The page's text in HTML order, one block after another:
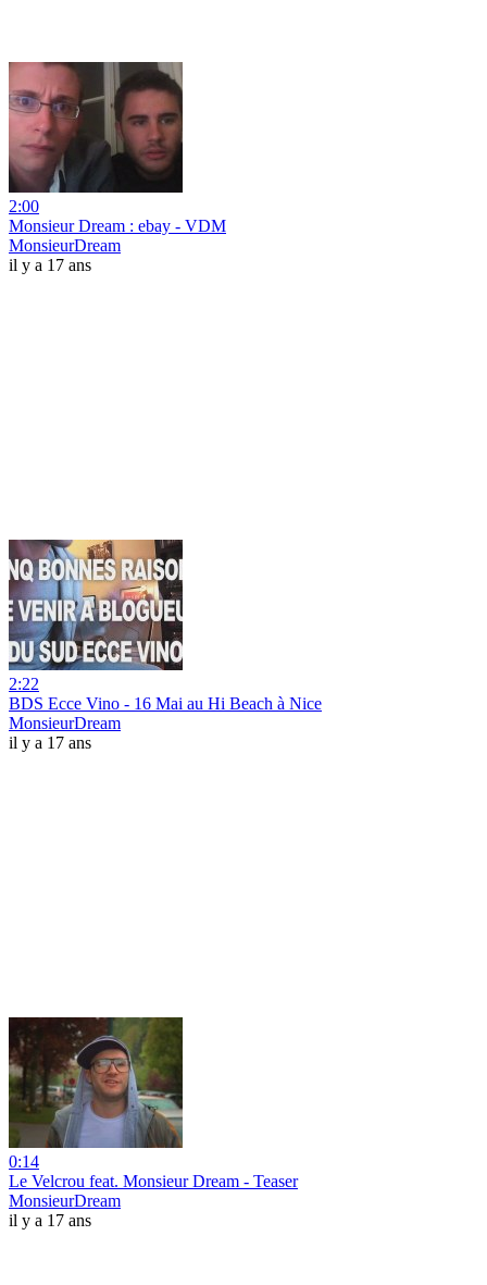
2:00
Monsieur Dream : ebay - VDM
MonsieurDream
il y a 17 ans
2:22
BDS Ecce Vino - 16 Mai au Hi Beach à Nice
MonsieurDream
il y a 17 ans
0:14
Le Velcrou feat. Monsieur Dream - Teaser
MonsieurDream
il y a 17 ans